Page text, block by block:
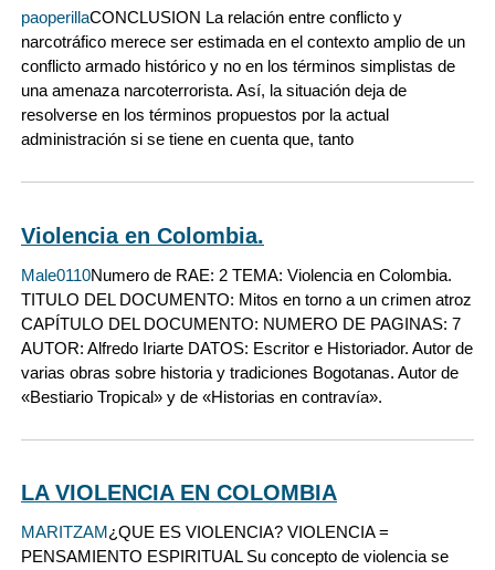
paoperillaCONCLUSION La relación entre conflicto y
narcotráfico merece ser estimada en el contexto amplio de un
conflicto armado histórico y no en los términos simplistas de
una amenaza narcoterrorista. Así, la situación deja de
resolverse en los términos propuestos por la actual
administración si se tiene en cuenta que, tanto
Violencia en Colombia.
Male0110Numero de RAE: 2 TEMA: Violencia en Colombia.
TITULO DEL DOCUMENTO: Mitos en torno a un crimen atroz
CAPÍTULO DEL DOCUMENTO: NUMERO DE PAGINAS: 7
AUTOR: Alfredo Iriarte DATOS: Escritor e Historiador. Autor de
varias obras sobre historia y tradiciones Bogotanas. Autor de
«Bestiario Tropical» y de «Historias en contravía».
LA VIOLENCIA EN COLOMBIA
MARITZAM¿QUE ES VIOLENCIA? VIOLENCIA =
PENSAMIENTO ESPIRITUAL Su concepto de violencia se